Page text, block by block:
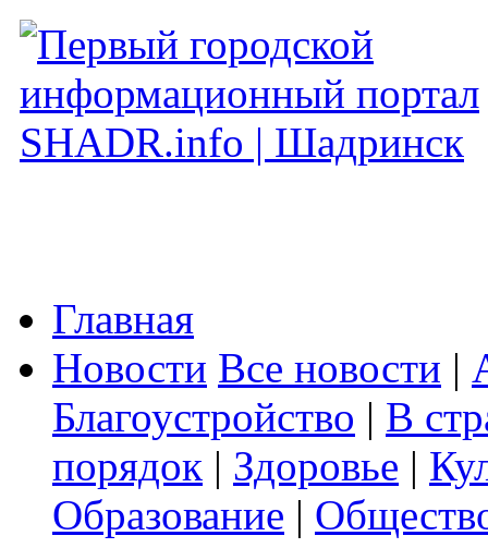
Главная
Новости Все новости |
Благоустройство | В
порядок | Здоровье |
Образование |